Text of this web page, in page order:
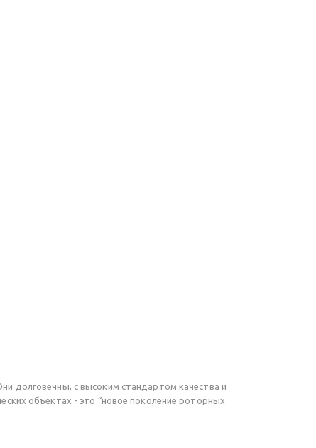
долговечны, с высоким стандартом качества и
объектах - это “новое поколение роторных